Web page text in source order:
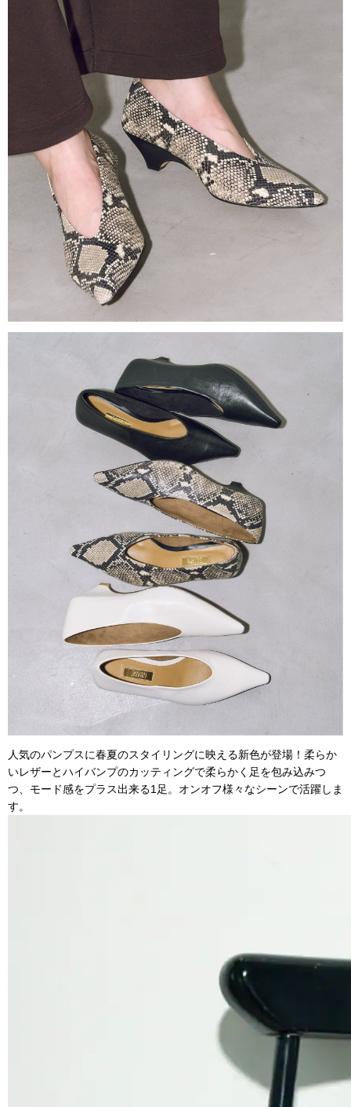
人気のパンプスに春夏のスタイリングに映える新色が登場！柔らか
いレザーとハイバンプのカッティングで柔らかく足を包み込みつ
つ、モード感をプラス出来る1足。オンオフ様々なシーンで活躍しま
す。